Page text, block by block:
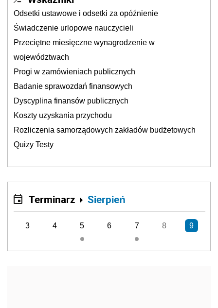
Odsetki ustawowe i odsetki za opóźnienie
Świadczenie urlopowe nauczycieli
Przeciętne miesięczne wynagrodzenie w
województwach
Progi w zamówieniach publicznych
Badanie sprawozdań finansowych
Dyscyplina finansów publicznych
Koszty uzyskania przychodu
Rozliczenia samorządowych zakładów budżetowych
Quizy Testy
Terminarz Sierpień
3 4 5 6 7 8 9